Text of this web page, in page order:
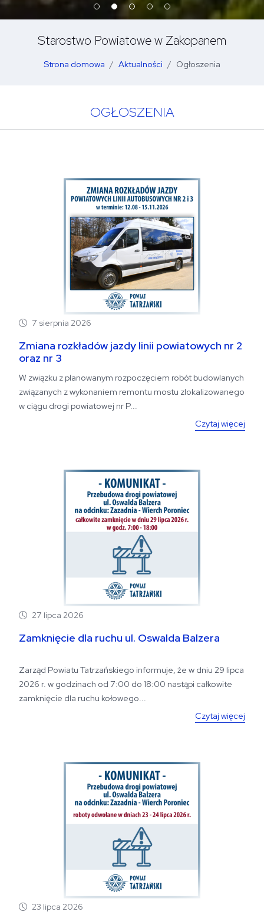
Starostwo Powiatowe w Zakopanem
Strona domowa Aktualności Ogłoszenia
OGŁOSZENIA
7 sierpnia 2026
Zmiana rozkładów jazdy linii powiatowych nr 2
oraz nr 3
W związku z planowanym rozpoczęciem robót budowlanych
związanych z wykonaniem remontu mostu zlokalizowanego
w ciągu drogi powiatowej nr P...
Czytaj więcej
27 lipca 2026
Zamknięcie dla ruchu ul. Oswalda Balzera
Zarząd Powiatu Tatrzańskiego informuje, że w dniu 29 lipca
2026 r. w godzinach od 7:00 do 18:00 nastąpi całkowite
zamknięcie dla ruchu kołowego...
Czytaj więcej
23 lipca 2026